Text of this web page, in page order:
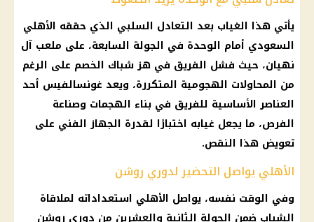
يأتي هذا الغياب بعد التعادل السلبي الذي حققه الأهلي
السعودي أمام الوحدة في الجولة السابعة، على ملعب آل
نهيان، حيث فشل الفريق في هز شباك الخصم على الرغم
من المحاولات الهجومية المتكررة، ويعد غونسالفيس أحد
العناصر الأساسية للفريق في بناء الهجمات وصناعة
الفرص، ما يجعل غيابه اختبارًا لقدرة الجهاز الفني على
تعويض هذا النقص.
الأهلي يواصل التحضير لدوري روشن
وفي الوقت نفسه، يواصل الأهلي استعداداته لملاقاة
الشباب ضمن الجولة الثانية والعشرين من دوري روشن